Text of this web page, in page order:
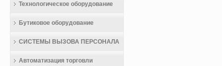
Технологическое оборудование
Бутиковое оборудование
СИСТЕМЫ ВЫЗОВА ПЕРСОНАЛА
Автоматизация торговли